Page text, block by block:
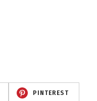
PINTEREST